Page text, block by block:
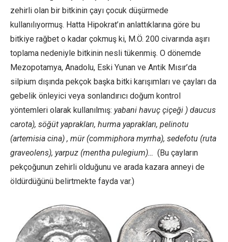
zehirli olan bir bitkinin çayı çocuk düşürmede
kullanılıyormuş. Hatta Hipokrat’ın anlattıklarına göre bu
bitkiye rağbet o kadar çokmuş ki, M.Ö. 200 civarında aşırı
toplama nedeniyle bitkinin nesli tükenmiş. O dönemde
Mezopotamya, Anadolu, Eski Yunan ve Antik Mısır’da
silpium dışında pekçok başka bitki karışımları ve çayları da
gebelik önleyici veya sonlandırıcı doğum kontrol
yöntemleri olarak kullanılmış: yabani havuç çiçeği ) daucus
carota), söğüt yaprakları, hurma yaprakları, pelinotu
(artemisia cina) , mür (commiphora myrrha), sedefotu (ruta
graveolens), yarpuz (mentha pulegium)… (Bu çayların
pekçoğunun zehirli olduğunu ve arada kazara anneyi de
öldürdüğünü belirtmekte fayda var.)